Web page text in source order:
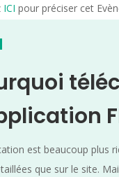
ICI pour préciser cet
est beaucoup plus
que sur le site.